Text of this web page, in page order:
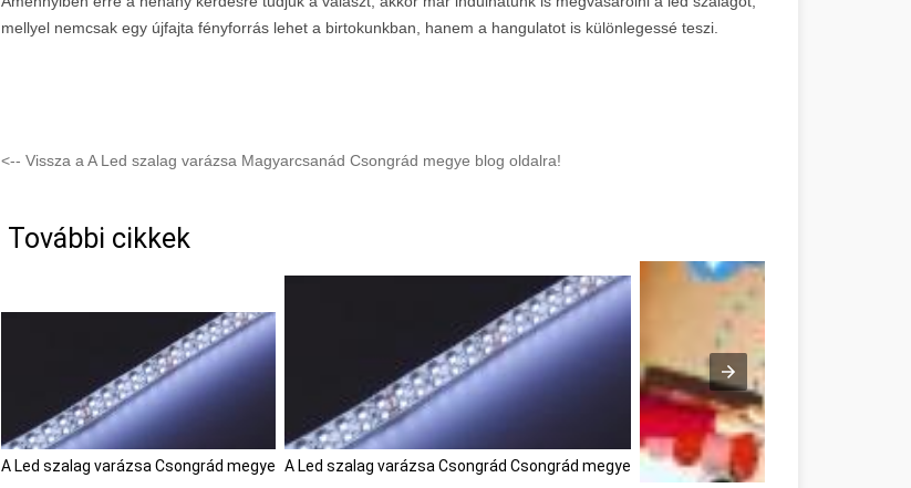
mellyel nemcsak egy újfajta fényforrás lehet a birtokunkban, hanem a hangulatot is különlegessé teszi.
<-- Vissza a A Led szalag varázsa Magyarcsanád Csongrád megye blog oldalra!
További cikkek
A Led szalag varázsa Csongrád megye A Led szalag varázsa Csongrád Csongrád megye